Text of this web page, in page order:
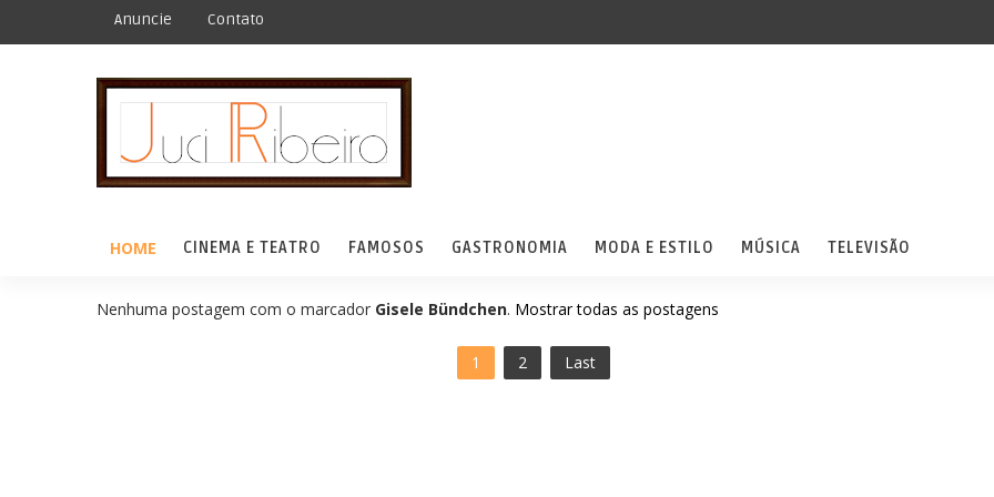
Anuncie Contato
HOME CINEMA E TEATRO FAMOSOS GASTRONOMIA MODA E ESTILO MÚSICA TELEVISÃO
Nenhuma postagem com o marcador Gisele Bündchen. Mostrar todas as postagens
1 2 Last